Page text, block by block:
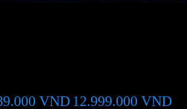
VND 12.999.000 VND